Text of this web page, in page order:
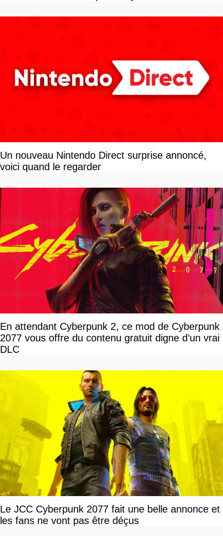
Un nouveau Nintendo Direct surprise annoncé,
voici quand le regarder
En attendant Cyberpunk 2, ce mod de Cyberpunk
2077 vous offre du contenu gratuit digne d’un vrai
DLC
Le JCC Cyberpunk 2077 fait une belle annonce et
les fans ne vont pas être déçus